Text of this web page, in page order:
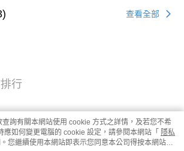
查看全部
行
詢有關本網站使用 cookie 方式之詳情，及若您不希
應如何變更電腦的 cookie 設定，請參閱本網站「 隱私
您繼續使用本網站即表示您同意本公司得按本網站使